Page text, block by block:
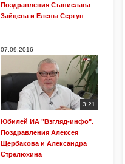
Поздравления Станислава
Зайцева и Елены Сергун
07.09.2016
3:21
Юбилей ИА "Взгляд-инфо".
Поздравления Алексея
Щербакова и Александра
Стрелюхина